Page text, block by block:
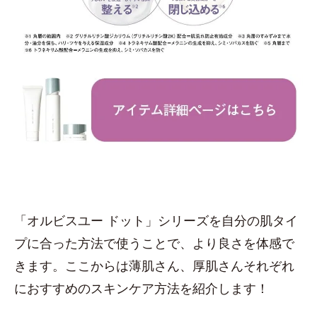
「オルビスユー ドット」シリーズを自分の肌タイ
プに合った方法で使うことで、より良さを体感で
きます。ここからは薄肌さん、厚肌さんそれぞれ
におすすめのスキンケア方法を紹介します！